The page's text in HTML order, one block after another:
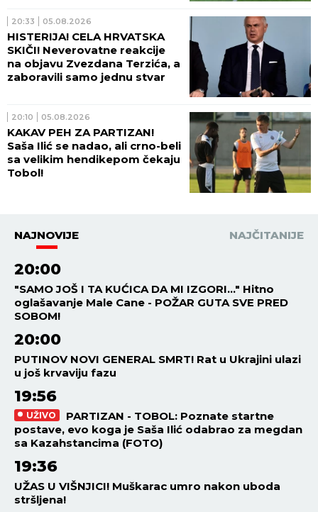
20:33 05.08.2026
HISTERIJA! CELA HRVATSKA
SKIČI! Neverovatne reakcije
na objavu Zvezdana Terzića, a
zaboravili samo jednu stvar
20:10 05.08.2026
KAKAV PEH ZA PARTIZAN!
Saša Ilić se nadao, ali crno-beli
sa velikim hendikepom čekaju
Tobol!
NAJNOVIJE NAJČITANIJE
20:00
"SAMO JOŠ I TA KUĆICA DA MI IZGORI..." Hitno
oglašavanje Male Cane - POŽAR GUTA SVE PRED
SOBOM!
20:00
PUTINOV NOVI GENERAL SMRT! Rat u Ukrajini ulazi
u još krvaviju fazu
19:56
UŽIVO
PARTIZAN - TOBOL: Poznate startne
postave, evo koga je Saša Ilić odabrao za megdan
sa Kazahstancima (FOTO)
19:36
UŽAS U VIŠNJICI! Muškarac umro nakon uboda
stršljena!